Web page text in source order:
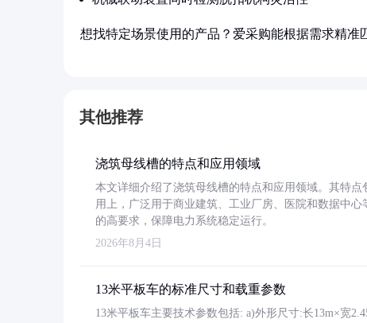
想找特定场景使用的产品？爱采购能根据需求精准
其他推荐
浇筑母线槽的特点和应用领域
本文详细介绍了浇筑母线槽的特点和应用领域。其特
用上，广泛用于商业建筑、工业厂房、医院和数据中
的高要求，保障电力系统稳定运行。
2026年8月4日
13米平板车的标准尺寸和载重参数
13米平板车主要技术参数包括: a)外形尺寸:长13m×宽